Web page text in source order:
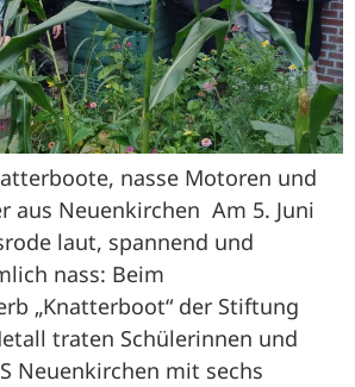
nasse Motoren und
aus Neuenkirchen Am 5. Juni
laut, spannend und
nass: Beim
„Knatterboot“ der Stiftung
traten Schülerinnen und
Neuenkirchen mit sechs